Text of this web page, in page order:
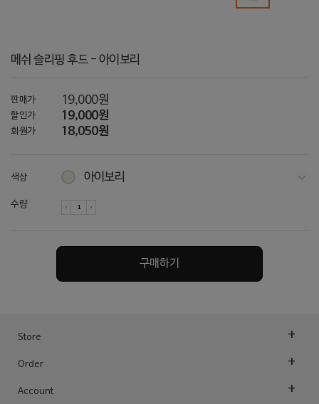
메쉬 슬리핑 후드 - 아이보리
판매가 19,000원
할인가 19,000원
회원가 18,050원
색상
아이보리
토프
수량
구매하기
Store
Order
Account